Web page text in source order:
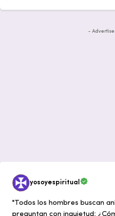
-
yosoyespiritual
"Todos los hombres buscan
preguntan con inquietud: